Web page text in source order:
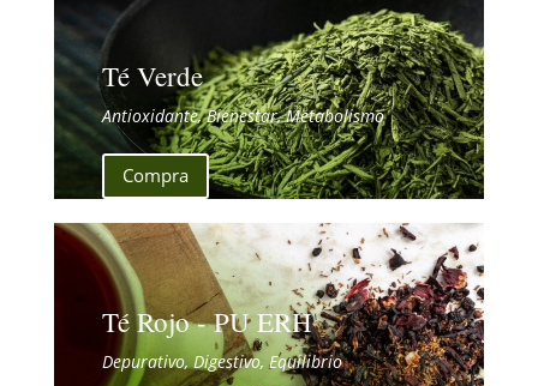
Té Verde
Antioxidante, Bienestar, Metabolismo
Compra
Té Rojo - PU ERH
Depurativo, Digestivo, Equilibrio